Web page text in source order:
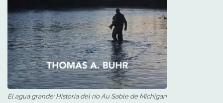
El agua grande: Historia del río Au Sable de Michigan